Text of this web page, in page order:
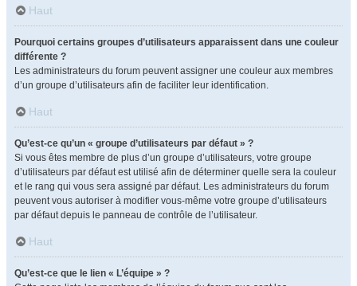
Haut
Pourquoi certains groupes d’utilisateurs apparaissent dans une couleur
différente ?
Les administrateurs du forum peuvent assigner une couleur aux membres
d’un groupe d’utilisateurs afin de faciliter leur identification.
Haut
Qu’est-ce qu’un « groupe d’utilisateurs par défaut » ?
Si vous êtes membre de plus d’un groupe d’utilisateurs, votre groupe
d’utilisateurs par défaut est utilisé afin de déterminer quelle sera la couleur
et le rang qui vous sera assigné par défaut. Les administrateurs du forum
peuvent vous autoriser à modifier vous-même votre groupe d’utilisateurs
par défaut depuis le panneau de contrôle de l’utilisateur.
Haut
Qu’est-ce que le lien « L’équipe » ?